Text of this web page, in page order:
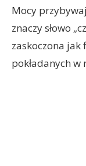
Mocy
znaczy słowo
zaskoczona jak
pokładanych w